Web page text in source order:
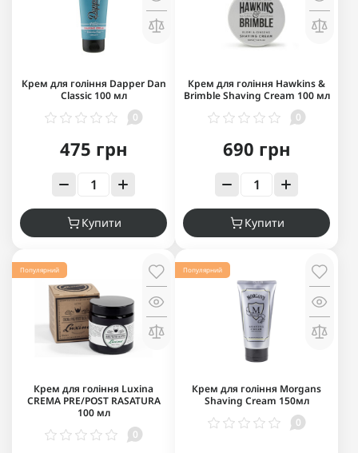
Крем для гоління Dapper Dan
Classic 100 мл
0
475 грн
Купити
Крем для гоління Hawkins &
Brimble Shaving Cream 100 мл
0
690 грн
Купити
Популярний
Крем для гоління Luxina
CREMA PRE/POST RASATURA
100 мл
0
Популярний
Крем для гоління Morgans
Shaving Cream 150мл
0